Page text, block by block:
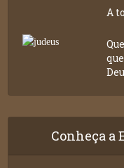
A
Conheça a